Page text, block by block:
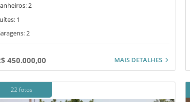
2
1
2
450.000,00 MAIS DETALHES
22 fotos